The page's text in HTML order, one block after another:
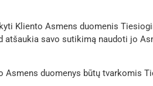
Kliento Asmens duomenis
savo sutikimą naudoti jo
duomenys būtų tvarkomis